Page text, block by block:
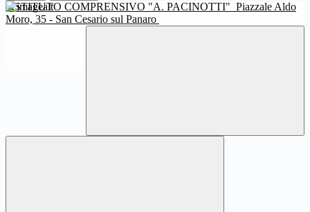
ISTITUTO COMPRENSIVO "A. PACINOTTI" Piazzale Aldo
Moro, 35 - San Cesario sul Panaro